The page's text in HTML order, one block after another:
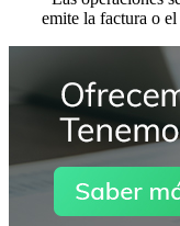
emite la factura o